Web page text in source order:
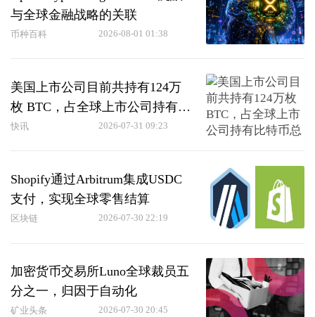
与全球金融战略的关联
币种百科 2026-08-01 01:38
美国上市公司目前共持有124万
枚 BTC，占全球上市公司持有比
特币总量的92.7%
快讯 2026-07-31 09:23
Shopify通过Arbitrum集成USDC
支付，实现全球零售结算
区块链 2026-07-30 22:19
加密货币交易所Luno全球裁员五
分之一，归因于自动化
矿业头条 2026-07-30 20:45